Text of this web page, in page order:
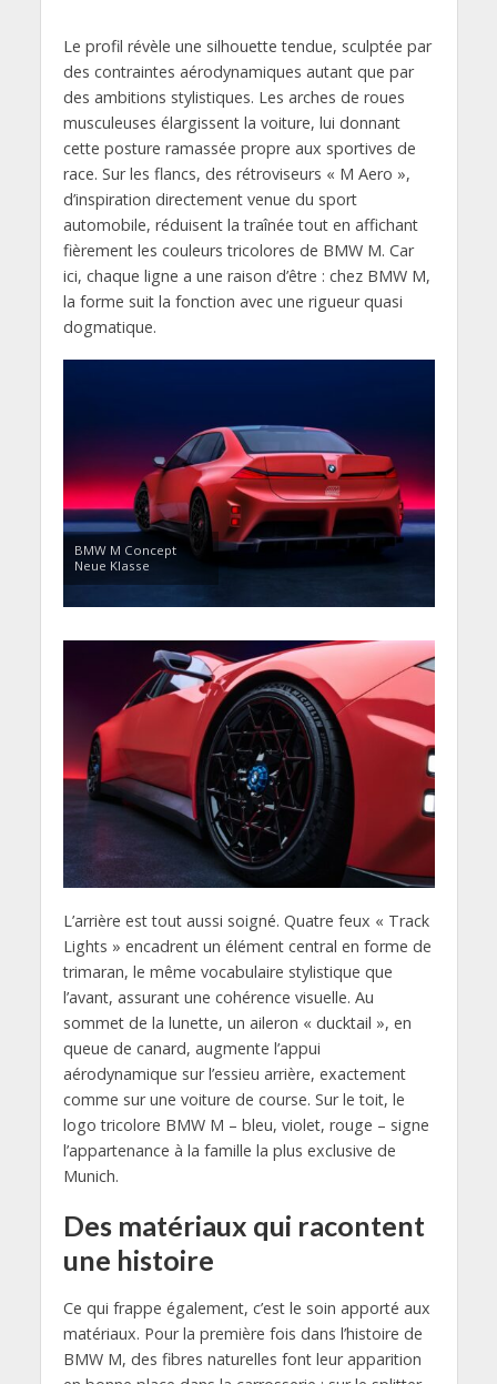
Le profil révèle une silhouette tendue, sculptée par
des contraintes aérodynamiques autant que par
des ambitions stylistiques. Les arches de roues
musculeuses élargissent la voiture, lui donnant
cette posture ramassée propre aux sportives de
race. Sur les flancs, des rétroviseurs « M Aero »,
d’inspiration directement venue du sport
automobile, réduisent la traînée tout en affichant
fièrement les couleurs tricolores de BMW M. Car
ici, chaque ligne a une raison d’être : chez BMW M,
la forme suit la fonction avec une rigueur quasi
dogmatique.
BMW M Concept
Neue Klasse
L’arrière est tout aussi soigné. Quatre feux « Track
Lights » encadrent un élément central en forme de
trimaran, le même vocabulaire stylistique que
l’avant, assurant une cohérence visuelle. Au
sommet de la lunette, un aileron « ducktail », en
queue de canard, augmente l’appui
aérodynamique sur l’essieu arrière, exactement
comme sur une voiture de course. Sur le toit, le
logo tricolore BMW M – bleu, violet, rouge – signe
l’appartenance à la famille la plus exclusive de
Munich.
Des matériaux qui racontent
une histoire
Ce qui frappe également, c’est le soin apporté aux
matériaux. Pour la première fois dans l’histoire de
BMW M, des fibres naturelles font leur apparition